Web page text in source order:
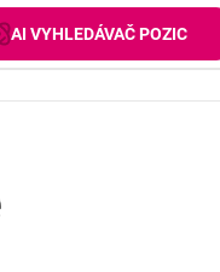
AI VYHLEDÁVAČ POZIC